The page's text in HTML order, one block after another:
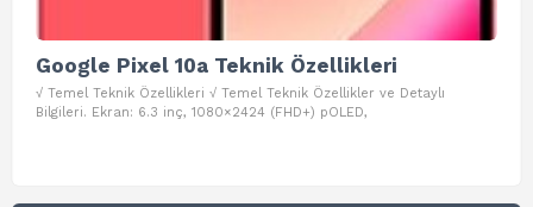
Google Pixel 10a Teknik Özellikleri
√ Temel Teknik Özellikleri √ Temel Teknik Özellikler ve Detaylı
Bilgileri. Ekran: 6.3 inç, 1080×2424 (FHD+) pOLED,